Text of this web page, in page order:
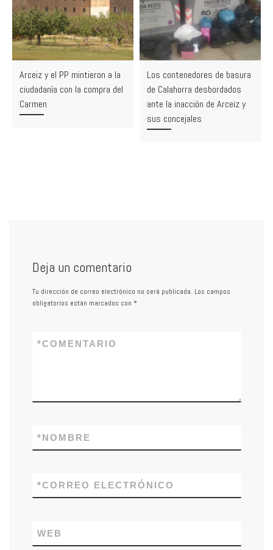
Arceiz y el PP mintieron a la
ciudadanía con la compra del
Carmen
Los contenedores de basura
de Calahorra desbordados
ante la inacción de Arceiz y
sus concejales
Deja un comentario
Tu dirección de correo electrónico no será publicada. Los campos
obligatorios están marcados con *
COMENTARIO
*
NOMBRE
*
CORREO ELECTRÓNICO
*
WEB